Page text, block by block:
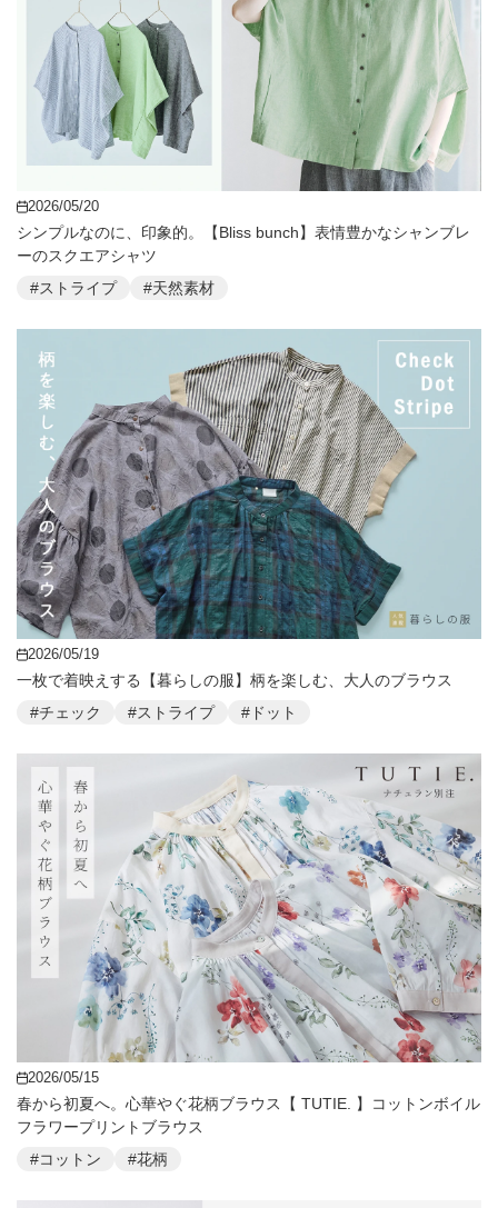
2026/05/20
シンプルなのに、印象的。【Bliss bunch】表情豊かなシャンブレ
ーのスクエアシャツ
#ストライプ
#天然素材
2026/05/19
一枚で着映えする【暮らしの服】柄を楽しむ、大人のブラウス
#チェック
#ストライプ #ドット
2026/05/15
春から初夏へ。心華やぐ花柄ブラウス【 TUTIE. 】コットンボイル
フラワープリントブラウス
#コットン
#花柄